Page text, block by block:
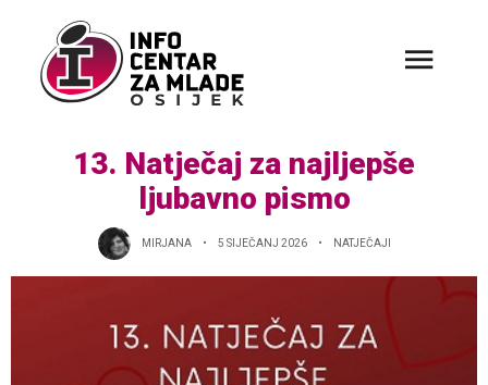
13. Natječaj za najljepše
ljubavno pismo
MIRJANA 5 SIJEČANJ 2026 NATJEČAJI